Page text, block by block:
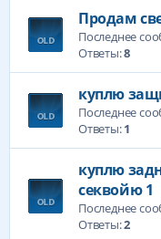
Продам
Последнее
Ответы:8
куплю
Последнее
Ответы:1
куплю
секвойю 1
Последнее
Ответы:2